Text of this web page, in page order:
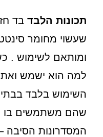
תכונות הלבד בד
שעשוי מחומר
ומותאם לשימוש .
למה הוא ישמש
השימוש בלבד
שהם משתמשים בו
המסדרונות הסיבה